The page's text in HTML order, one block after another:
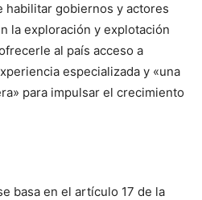
habilitar gobiernos y actores
la exploración y explotación
al país acceso a
especializada y «una
para impulsar el crecimiento
basa en el artículo 17 de la